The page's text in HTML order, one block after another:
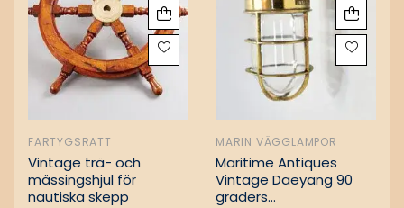
FARTYGSRATT
Vintage trä- och
mässingshjul för
nautiska skepp
MARIN VÄGGLAMPOR
Maritime Antiques
Vintage Daeyang 90
graders